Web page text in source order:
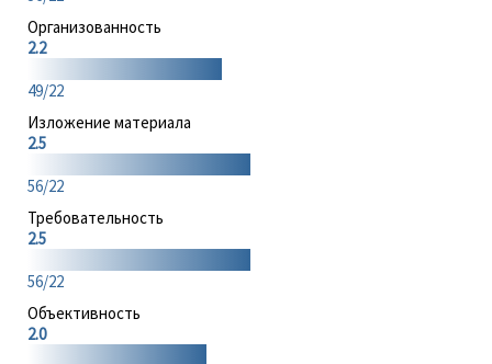
Организованность
2.2
49/22
Изложение материала
2.5
56/22
Требовательность
2.5
56/22
Объективность
2.0